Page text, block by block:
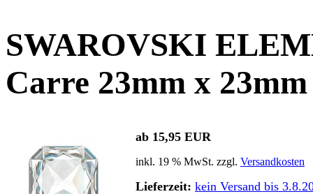
SWAROVSKI
Carre 23mm x 23mm
ab 15,95 EUR
inkl. 19 % MwSt. zzgl. Versandkosten
Lieferzeit: kein Versand bis